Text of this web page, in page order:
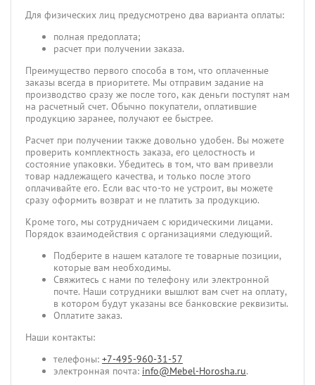
Для физических лиц предусмотрено два варианта оплаты:
полная предоплата;
расчет при получении заказа.
Преимущество первого способа в том, что оплаченные
заказы всегда в приоритете. Мы отправим задание на
производство сразу же после того, как деньги поступят нам
на расчетный счет. Обычно покупатели, оплатившие
продукцию заранее, получают ее быстрее.
Расчет при получении также довольно удобен. Вы можете
проверить комплектность заказа, его целостность и
состояние упаковки. Убедитесь в том, что вам привезли
товар надлежащего качества, и только после этого
оплачивайте его. Если вас что-то не устроит, вы можете
сразу оформить возврат и не платить за продукцию.
Кроме того, мы сотрудничаем с юридическими лицами.
Порядок взаимодействия с организациями следующий.
Подберите в нашем каталоге те товарные позиции,
которые вам необходимы.
Свяжитесь с нами по телефону или электронной
почте. Наши сотрудники вышлют вам счет на оплату,
в котором будут указаны все банковские реквизиты.
Оплатите заказ.
Наши контакты:
телефоны: +7-495-960-31-57
электронная почта: info@Mebel-Horosha.ru.